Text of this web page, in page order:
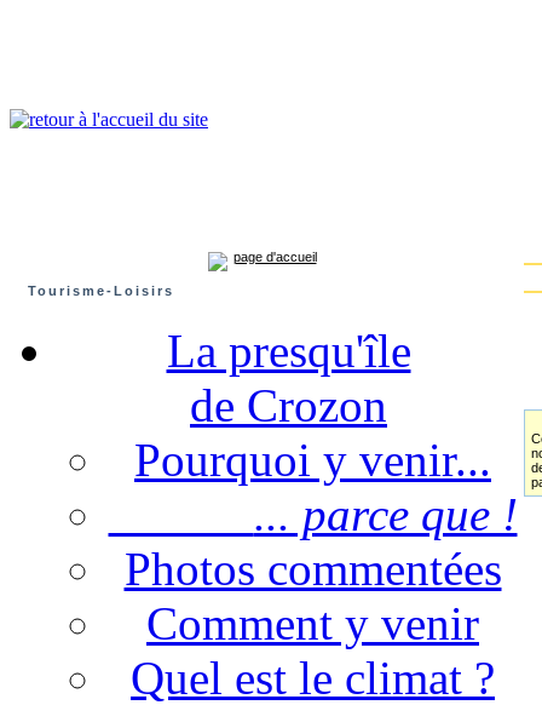
page d'accueil
Tourisme-Loisirs
La presqu'île
de Crozon
Pourquoi y venir...
... parce que !
Photos commentées
Comment y venir
Quel est le climat ?